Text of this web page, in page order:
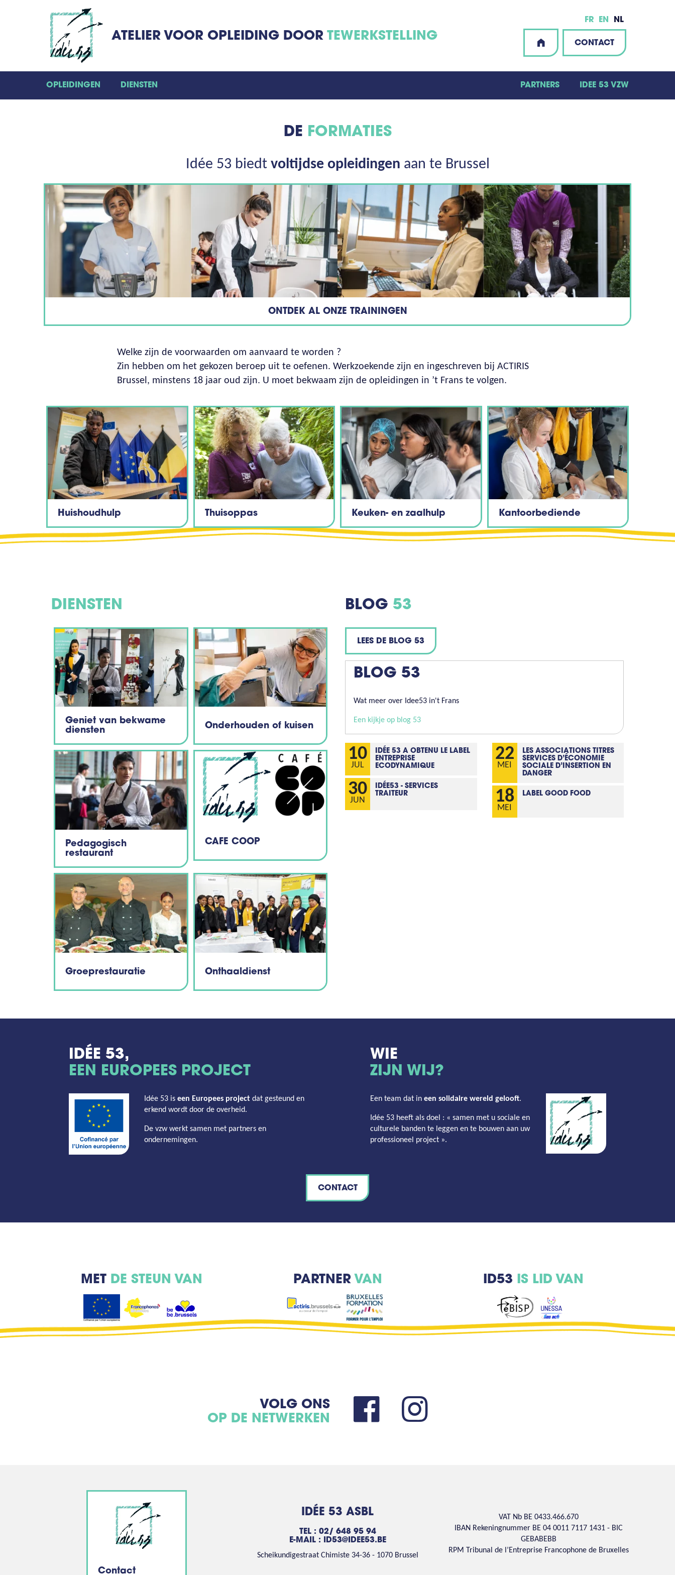
ATELIER VOOR OPLEIDING DOOR TEWERKSTELLING
FR EN NL
CONTACT
OPLEIDINGEN DIENSTEN PARTNERS IDEE 53 VZW
DE FORMATIES
Idée 53 biedt voltijdse opleidingen aan te Brussel
ONTDEK AL ONZE TRAININGEN
Welke zijn de voorwaarden om aanvaard te worden ?
Zin hebben om het gekozen beroep uit te oefenen. Werkzoekende zijn en ingeschreven bij ACTIRIS
Brussel, minstens 18 jaar oud zijn. U moet bekwaam zijn de opleidingen in ’t Frans te volgen.
Huishoudhulp Thuisoppas Keuken- en zaalhulp Kantoorbediende
DIENSTEN
Geniet van bekwame
diensten
Onderhouden of kuisen
Pedagogisch
restaurant
CAFE COOP
Groeprestauratie Onthaaldienst
BLOG 53
LEES DE BLOG 53
BLOG 53
Wat meer over Idee53 in't Frans
Een kijkje op blog 53
10
JUL
IDÉE 53 A OBTENU LE LABEL
ENTREPRISE
ECODYNAMIQUE
30
JUN
IDÉE53 - SERVICES
TRAITEUR
22
MEI
LES ASSOCIATIONS TITRES
SERVICES D’ÉCONOMIE
SOCIALE D’INSERTION EN
DANGER
18
MEI
LABEL GOOD FOOD
IDÉE 53,
EEN EUROPEES PROJECT
Idée 53 is een Europees project dat gesteund en
erkend wordt door de overheid.
De vzw werkt samen met partners en
ondernemingen.
WIE
ZIJN WIJ?
Een team dat in een solidaire wereld gelooft.
Idée 53 heeft als doel : « samen met u sociale en
culturele banden te leggen en te bouwen aan uw
professioneel project ».
CONTACT
MET DE STEUN VAN PARTNER VAN ID53 IS LID VAN
VOLG ONS
OP DE NETWERKEN
Contact
IDÉE 53 ASBL
TEL : 02/ 648 95 94
E-MAIL :
ID53@IDEE53.BE
Scheikundigestraat Chimiste 34-36 - 1070 Brussel
VAT Nb BE 0433.466.670
IBAN Rekeningnummer BE 04 0011 7117 1431 - BIC
GEBABEBB
RPM Tribunal de l’Entreprise Francophone de Bruxelles